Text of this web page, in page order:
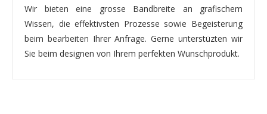
Wir bieten eine grosse Bandbreite an grafischem
Wissen, die effektivsten Prozesse sowie Begeisterung
beim bearbeiten Ihrer Anfrage. Gerne unterstüzten wir
Sie beim designen von Ihrem perfekten Wunschprodukt.